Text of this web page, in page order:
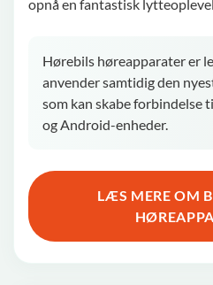
opnå en fantastisk
Hørebils høreapparater er
anvender samtidig den
som kan skabe forbindelse
og Android-enheder.
LÆS MERE OM